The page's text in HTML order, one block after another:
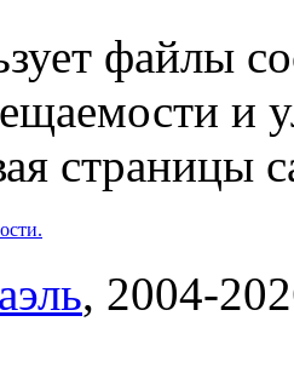
файлы
и
страницы
, 2004-